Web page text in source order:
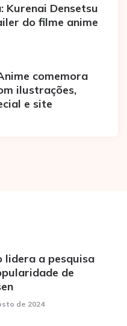
Kurenai Densetsu
do filme anime
comemora
ilustrações,
e site
lidera a pesquisa
de
de 2024